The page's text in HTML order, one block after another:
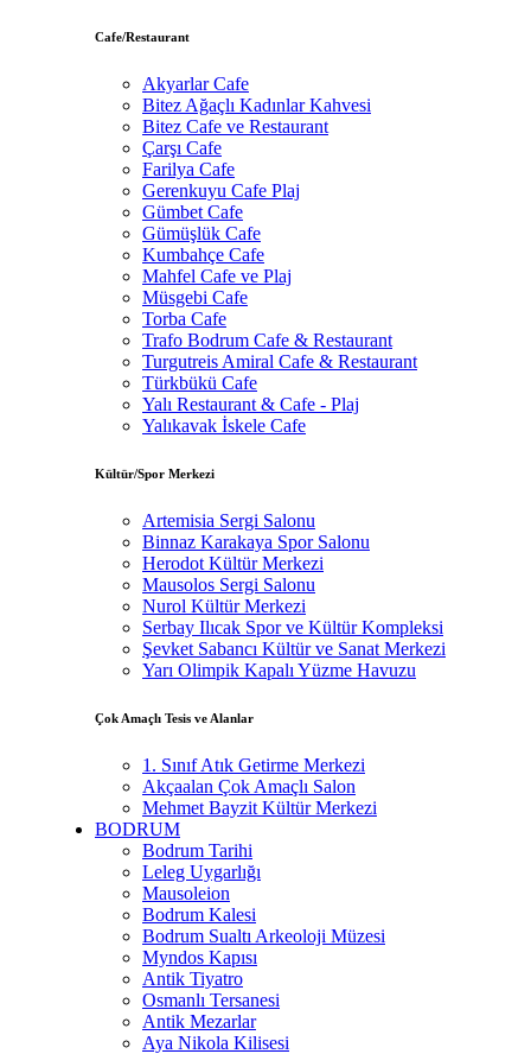
Cafe/Restaurant
Akyarlar Cafe
Bitez Ağaçlı Kadınlar Kahvesi
Bitez Cafe ve Restaurant
Çarşı Cafe
Farilya Cafe
Gerenkuyu Cafe Plaj
Gümbet Cafe
Gümüşlük Cafe
Kumbahçe Cafe
Mahfel Cafe ve Plaj
Müsgebi Cafe
Torba Cafe
Trafo Bodrum Cafe & Restaurant
Turgutreis Amiral Cafe & Restaurant
Türkbükü Cafe
Yalı Restaurant & Cafe - Plaj
Yalıkavak İskele Cafe
Kültür/Spor Merkezi
Artemisia Sergi Salonu
Binnaz Karakaya Spor Salonu
Herodot Kültür Merkezi
Mausolos Sergi Salonu
Nurol Kültür Merkezi
Serbay Ilıcak Spor ve Kültür Kompleksi
Şevket Sabancı Kültür ve Sanat Merkezi
Yarı Olimpik Kapalı Yüzme Havuzu
Çok Amaçlı Tesis ve Alanlar
1. Sınıf Atık Getirme Merkezi
Akçaalan Çok Amaçlı Salon
Mehmet Bayzit Kültür Merkezi
BODRUM
Bodrum Tarihi
Leleg Uygarlığı
Mausoleion
Bodrum Kalesi
Bodrum Sualtı Arkeoloji Müzesi
Myndos Kapısı
Antik Tiyatro
Osmanlı Tersanesi
Antik Mezarlar
Aya Nikola Kilisesi